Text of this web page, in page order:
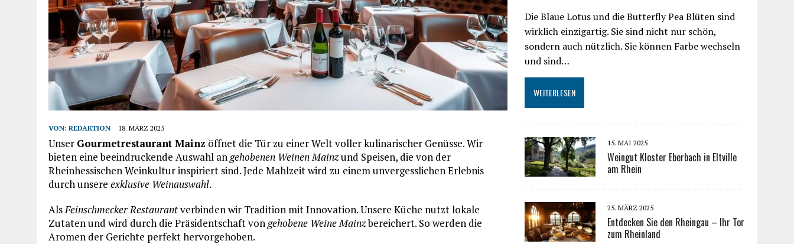
VON: REDAKTION 18. MÄRZ 2025
Unser Gourmetrestaurant Mainz öffnet die Tür zu einer Welt voller kulinarischer Genüsse. Wir
bieten eine beeindruckende Auswahl angehobenen Weinen Mainzund Speisen, die von der
Rheinhessischen Weinkultur inspiriert sind. Jede Mahlzeit wird zu einem unvergesslichen Erlebnis
durch unsere exklusive Weinauswahl.
AlsFeinschmecker Restaurantverbinden wir Tradition mit Innovation. Unsere Küche nutzt lokale
Zutaten und wird durch die Präsidentschaft vongehobene Weine Mainzbereichert. So werden die
Aromen der Gerichte perfekt hervorgehoben.
Die Blaue Lotus und die Butterfly Pea Blüten sind
wirklich einzigartig. Sie sind nicht nur schön,
sondern auch nützlich. Sie können Farbe wechseln
und sind…
WEITERLESEN
15. MAI 2025
Weingut Kloster Eberbach in Eltville
am Rhein
25. MÄRZ 2025
Entdecken Sie den Rheingau – Ihr Tor
zum Rheinland